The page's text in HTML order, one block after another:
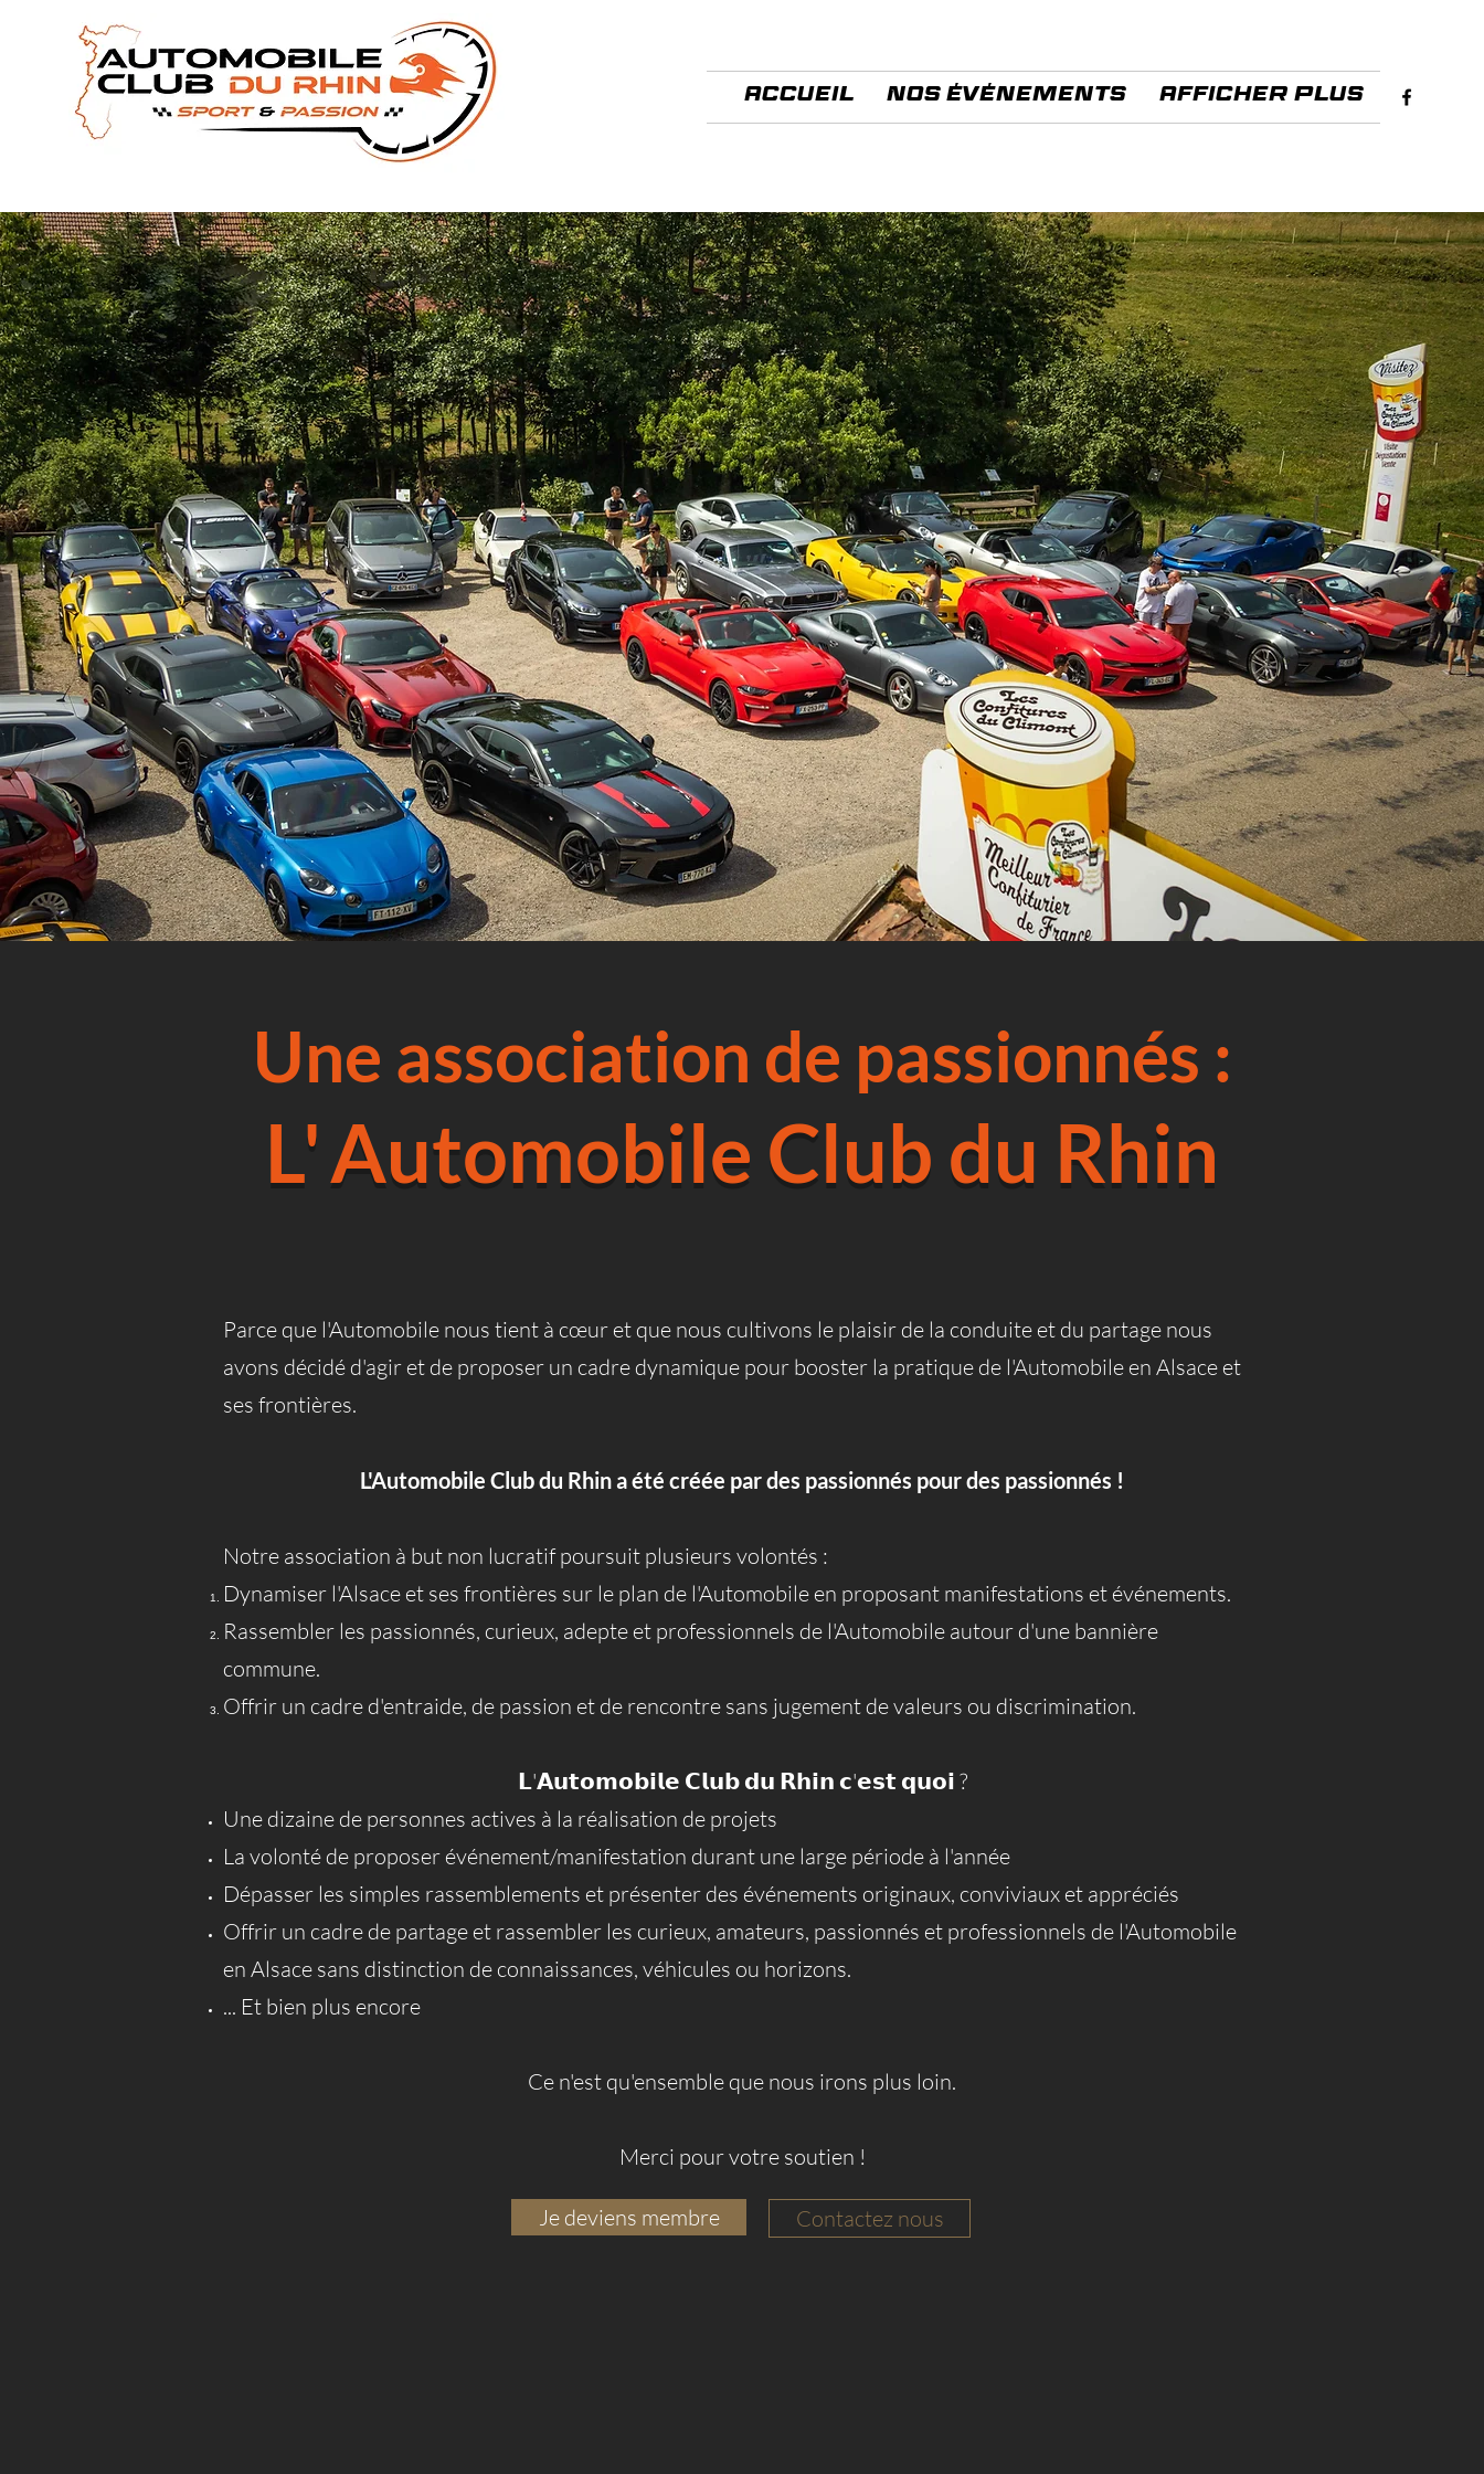
Accueil Nos événements Afficher plus
Une association de passionnés :
L'Automobile Club du Rhin
Parce que l'Automobile nous tient à cœur et que nous cultivons le plaisir de la conduite et du partage nous
avons décidé d'agir et de proposer un cadre dynamique pour booster la pratique de l'Automobile en Alsace et
ses frontières.
L'Automobile Club du Rhin a été créée par des passionnés pour des passionnés !
Notre association à but non lucratif poursuit plusieurs volontés :
Dynamiser l'Alsace et ses frontières sur le plan de l'Automobile en proposant manifestations et événements.
Rassembler les passionnés, curieux, adepte et professionnels de l'Automobile autour d'une bannière
commune.
Offrir un cadre d'entraide, de passion et de rencontre sans jugement de valeurs ou discrimination.
𝗟'𝗔𝘂𝘁𝗼𝗺𝗼𝗯𝗶𝗹𝗲 𝗖𝗹𝘂𝗯 𝗱𝘂 𝗥𝗵𝗶𝗻 𝗰'𝗲𝘀𝘁 𝗾𝘂𝗼𝗶 ?
Une dizaine de personnes actives à la réalisation de projets
La volonté de proposer événement/manifestation durant une large période à l'année
Dépasser les simples rassemblements et présenter des événements originaux, conviviaux et appréciés
Offrir un cadre de partage et rassembler les curieux, amateurs, passionnés et professionnels de l'Automobile
en Alsace sans distinction de connaissances, véhicules ou horizons.
... Et bien plus encore
Ce n'est qu'ensemble que nous irons plus loin.
Merci pour votre soutien !
Je deviens membre Contactez nous